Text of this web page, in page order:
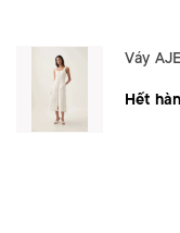
Váy
Hết